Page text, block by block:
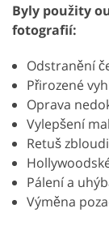
Byly použity
fotografií:
Odstranění
Přirozené
Oprava
Vylepšení
Retuš
Pálení a
Výměna